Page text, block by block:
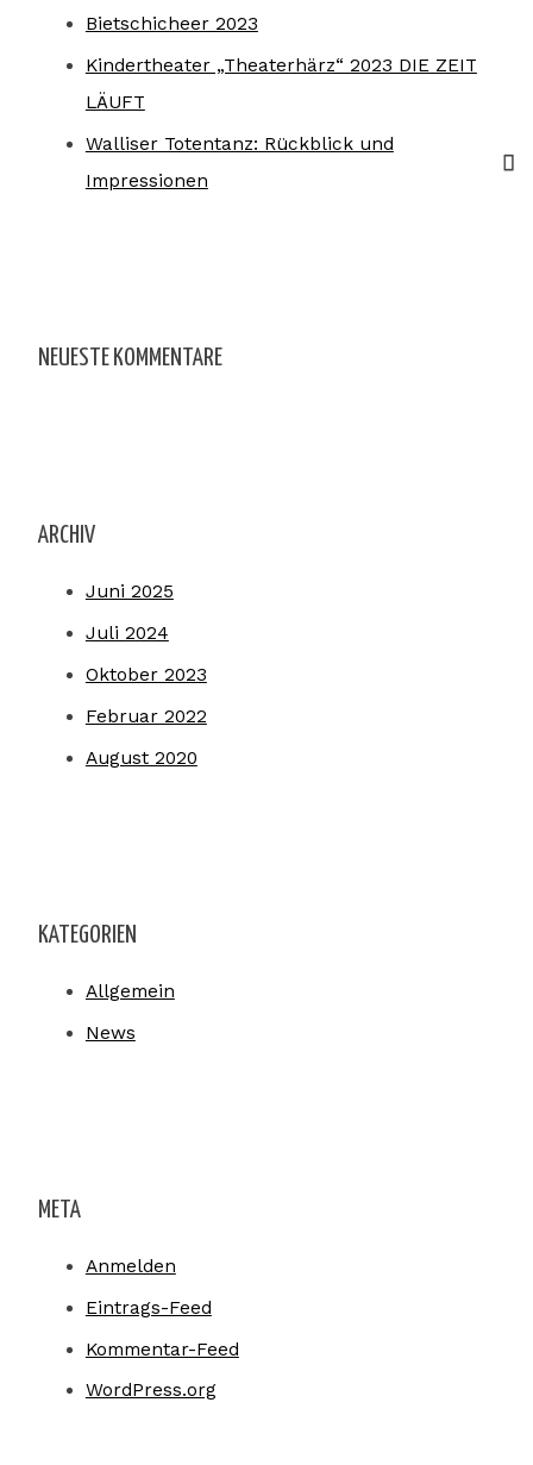
Bietschicheer 2023
Kindertheater „Theaterhärz“ 2023 DIE ZEIT
LÄUFT
Walliser Totentanz: Rückblick und
Impressionen
NEUESTE KOMMENTARE
ARCHIV
Juni 2025
Juli 2024
Oktober 2023
Februar 2022
August 2020
KATEGORIEN
Allgemein
News
META
Anmelden
Eintrags-Feed
Kommentar-Feed
WordPress.org